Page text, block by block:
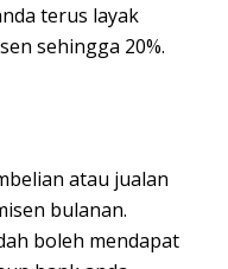
terus layak
sehingga 20%.
atau jualan
bulanan.
boleh mendapat